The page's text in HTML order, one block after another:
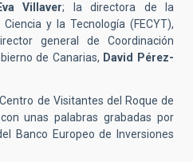
Villaver; la directora de la
y la Tecnología (FECYT),
general de Coordinación
de Canarias, David Pérez-
de Visitantes del Roque de
unas palabras grabadas por
Banco Europeo de Inversiones